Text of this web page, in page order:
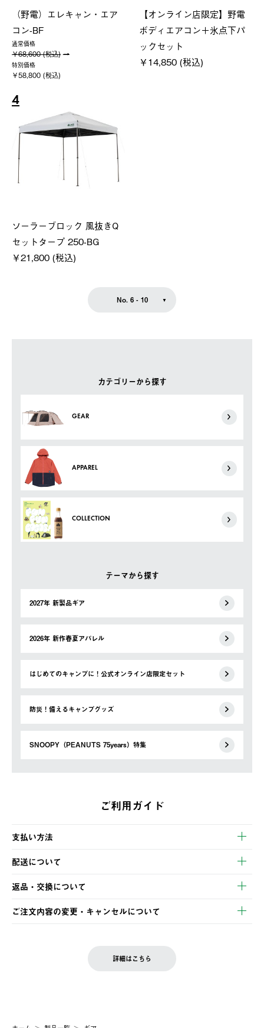
カテゴリーから探す
GEAR
APPAREL
COLLECTION
テーマから探す
2027年 新製品ギア
2026年 新作春夏アパレル
はじめてのキャンプに！公式オンライン店限定セット
防災！備えるキャンプグッズ
SNOOPY（PEANUTS 75years）特集
（野電）エレキャン・エア
コン-BF
通常価格
￥68,600 (税込)
特別価格
￥58,800 (税込)
【オンライン店限定】野電
ボディエアコン＋氷点下パ
ックセット
￥14,850 (税込)
4
ソーラーブロック 風抜きQ
セットタープ 250-BG
￥21,800 (税込)
No. 6 - 10
ご利用ガイド
支払い方法
以下のいずれかの方法でお支払いいただけます。
・クレジットカード決済
・コンビニ決済
・Pay-easy決済
配送について
【発送スケジュール】
ご注文・ご入金完了より2営業日以内に商品を発送いたします。
土日祝の発送はございませんので、木曜日以降のご注文は週明け
の発送となる場合がございます。
【配送業者】
返品・交換について
※お客様都合の場合
お客様都合の返品にかかる送料は、お客様ご負担とさせていただ
ご注文内容の変更・キャンセルについて
LOGOS FAMILY会員の方は、会員マイページ内 購入履歴画面に
詳細はこちら